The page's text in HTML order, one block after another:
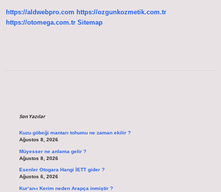
https://aldwebpro.com https://ozgunkozmetik.com.tr
https://otomega.com.tr Sitemap
Son Yazılar
Kuzu göbeği mantarı tohumu ne zaman ekilir ?
Ağustos 8, 2026
Müyesser ne anlama gelir ?
Ağustos 8, 2026
Esenler Otogara Hangi İETT gider ?
Ağustos 6, 2026
Kur’an-ı Kerim neden Arapça inmiştir ?